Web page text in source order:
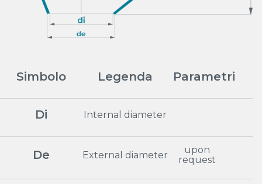
Simbolo Legenda Parametri
Di Internal diameter
De External diameter
upon
request